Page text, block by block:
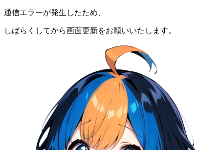
通信エラーが発生したため、
しばらくしてから画面更新をお願いいたします。